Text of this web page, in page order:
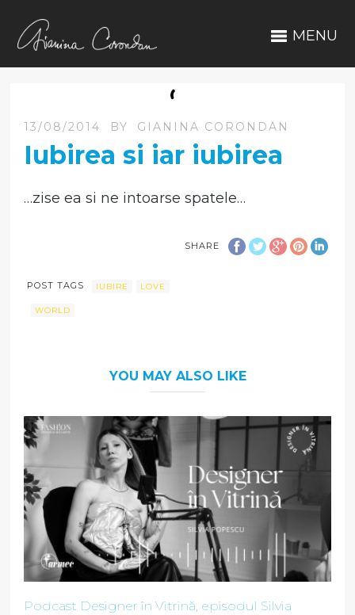
MENU
13/08/2014 BY GIANINA CORONDAN
Iubirea si iar iubirea
…zise ea si ne intoarse spatele…
SHARE
POST TAGS IUBIRE LOVE
WORLD
YOU MAY ALSO LIKE
Podcast Designer în Vitrină, episodul Silvia